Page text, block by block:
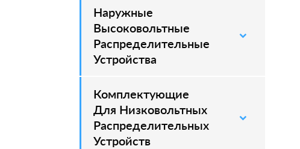
Наружные
Высоковольтные
Распределительные
Устройства
–
Комплектующие
Для Низковольтных
Распределительных
Устройств